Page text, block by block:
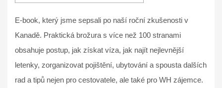
E-book, který jsme sepsali po naší roční zkušenosti v
Kanadě. Praktická brožura s více než 100 stranami
obsahuje postup, jak získat víza, jak najít nejlevnější
letenky, zorganizovat pojištění, ubytování a spousta dalších
rad a tipů nejen pro cestovatele, ale také pro WH zájemce.